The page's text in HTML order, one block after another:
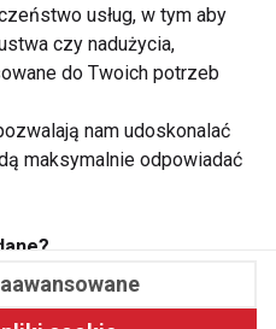
prawa zastrzeżone.
usług, w tym aby
czy nadużycia,
do Twoich potrzeb
nam udoskonalać
maksymalnie odpowiadać
Twoje dane możemy
je na nasze